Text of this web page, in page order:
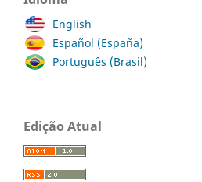
English
Español (España)
Português (Brasil)
Edição Atual